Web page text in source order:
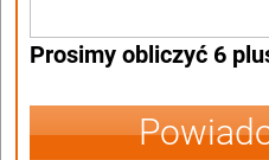
Prosimy obliczyć 6